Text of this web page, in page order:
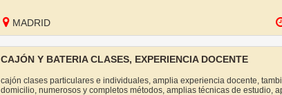
MADRID
CAJÓN Y BATERIA CLASES, EXPERIENCIA DOCENTE
cajón clases particulares e individuales, amplia experiencia docente,
domicilio, numerosos y completos métodos, amplias técnicas de estudio,